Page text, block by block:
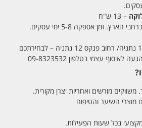
– 13 ש"ח
עצמי בטלפון 09-8323532
משווקים מורשים ואחריות יצרן מקורית.
בכל שעות הפעילות.